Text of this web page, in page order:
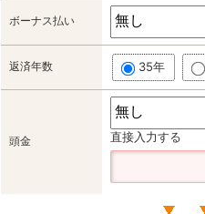
ボーナス払い
返済年数 35年
頭金 直接入力する